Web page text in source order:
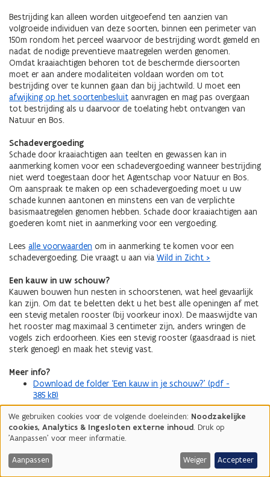
Bestrijding kan alleen worden uitgeoefend ten aanzien van
volgroeide individuen van deze soorten, binnen een perimeter van
150m rondom het perceel waarvoor de bestrijding wordt gemeld en
nadat de nodige preventieve maatregelen werden genomen.
Omdat kraaiachtigen behoren tot de beschermde diersoorten
moet er aan andere modaliteiten voldaan worden om tot
bestrijding over te kunnen gaan dan bij jachtwild. U moet een
afwijking op het soortenbesluit aanvragen en mag pas overgaan
tot bestrijding als u daarvoor de toelating hebt ontvangen van
Natuur en Bos.
Schadevergoeding
Schade door kraaiachtigen aan teelten en gewassen kan in
aanmerking komen voor een schadevergoeding wanneer bestrijding
niet werd toegestaan door het Agentschap voor Natuur en Bos.
Om aanspraak te maken op een schadevergoeding moet u uw
schade kunnen aantonen en minstens een van de verplichte
basismaatregelen genomen hebben. Schade door kraaiachtigen aan
goederen komt niet in aanmerking voor een vergoeding.
Lees alle voorwaarden om in aanmerking te komen voor een
schadevergoeding. Die vraagt u aan via Wild in Zicht >
Een kauw in uw schouw?
Kauwen bouwen hun nesten in schoorstenen, wat heel gevaarlijk
kan zijn. Om dat te beletten dekt u het best alle openingen af met
een stevig metalen rooster (bij voorkeur inox). De maaswijdte van
het rooster mag maximaal 3 centimeter zijn, anders wringen de
vogels zich erdoorheen. Kies een stevig rooster (gaasdraad is niet
sterk genoeg) en maak het stevig vast.
Meer info?
Download de folder ‘Een kauw in je schouw?’ (pdf -
385 kB)
Basismaatregelen Extra maatregelen
Afdekken,
overkappen en
Architectuur
aanpassen
Gebruik
van
persoonsgegevens
en
cookies
We gebruiken cookies voor de volgende doeleinden: Noodzakelijke
cookies, Analytics & Ingesloten externe inhoud. Druk op
'Aanpassen' voor meer informatie.
Aanpassen Weiger Accepteer